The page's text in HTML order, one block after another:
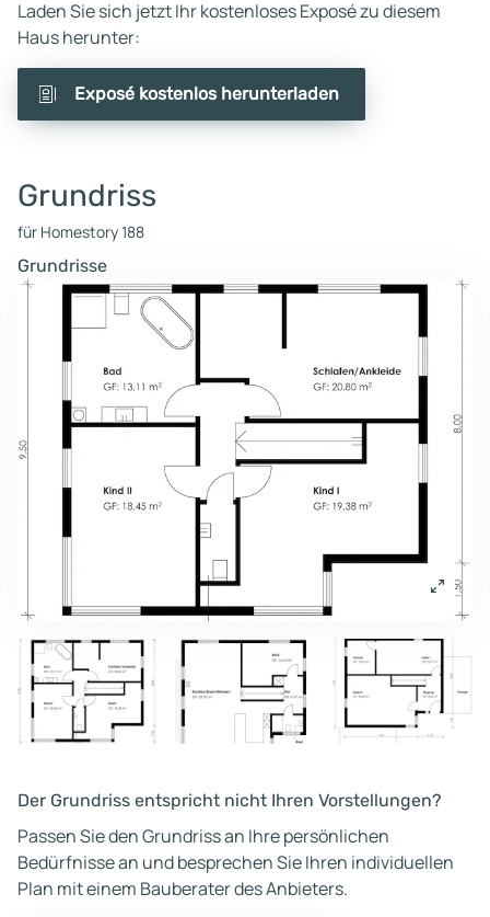
Laden Sie sich jetzt Ihr kostenloses Exposé zu diesem
Haus herunter:
Exposé kostenlos herunterladen
Grundriss
für Homestory 188
Grundrisse
Der Grundriss entspricht nicht Ihren Vorstellungen?
Passen Sie den Grundriss an Ihre persönlichen
Bedürfnisse an und besprechen Sie Ihren individuellen
Plan mit einem Bauberater des Anbieters.